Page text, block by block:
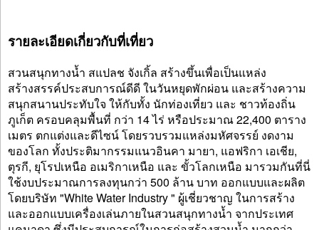
รายละเอียดเกี่ยวกับที่เที่ยว
สวนสนุกทางน้ำ สแปลช จังเกิ้ล สร้างขึ้นเพื่อเป็นแหล่ง
สร้างสรรค์ประสบการณ์ดีดี ในวันหยุดพักผ่อน และสร้างความ
สนุกสนานประทับใจ ให้กับทั้ง นักท่องเที่ยว และ ชาวท้องถิ่น
ภูเก็ต ครอบคลุมพื้นที่ กว่า 14 ไร่ หรือประมาณ 22,400 ตาราง
เมตร ตกแต่งและดีไซน์ โดยรวบรวมแหล่งมหัศจรรย์ งดงาม
ของโลก ทั้งประติมากรรมแนวอินคา มายา, แอฟริกา เอเชีย,
ตุรกี, ยุโรปเหนือ อเมริกาเหนือ และ ขั้วโลกเหนือ มารวมกันที่นี่
ใช้งบประมาณการลงทุนกว่า 500 ล้าน บาท ออกแบบและผลิต
โดยบริษัท "White Water Industry " ผู้เชี่ยวชาญ ในการสร้าง
และออกแบบเครื่องเล่นภายในสวนสนุกทางน้ำ จากประเทศ